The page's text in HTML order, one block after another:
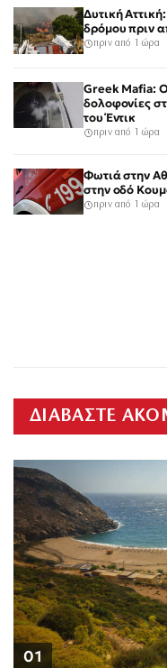
Δυτική
δρόμου πριν
πριν από 1 ώρα
Greek Mafia: Ο
δολοφονίες
του Έντικ
πριν από 1 ώρα
Φωτιά στην
στην οδό
πριν από 1 ώρα
ΔΙΑΒΑΣΤΕ
01